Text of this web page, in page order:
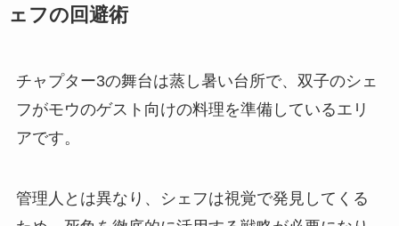
ェフの回避術
チャプター3の舞台は蒸し暑い台所で、双子のシェ
フがモウのゲスト向けの料理を準備しているエリ
アです。
管理人とは異なり、シェフは視覚で発見してくる